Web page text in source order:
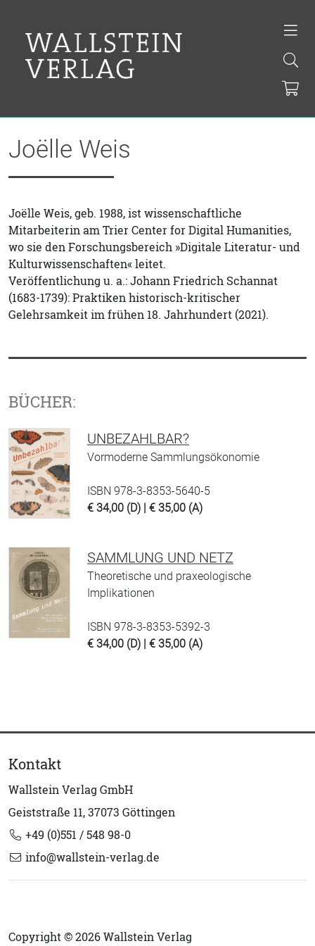
Joëlle Weis
Joëlle Weis, geb. 1988, ist wissenschaftliche
Mitarbeiterin am Trier Center for Digital Humanities,
wo sie den Forschungsbereich »Digitale Literatur- und
Kulturwissenschaften« leitet.
Veröffentlichung u. a.: Johann Friedrich Schannat
(1683-1739): Praktiken historisch-kritischer
Gelehrsamkeit im frühen 18. Jahrhundert (2021).
BÜCHER:
UNBEZAHLBAR?
Vormoderne Sammlungsökonomie
ISBN 978-3-8353-5640-5
€ 34,00 (D) | € 35,00 (A)
SAMMLUNG UND NETZ
Theoretische und praxeologische
Implikationen
ISBN 978-3-8353-5392-3
€ 34,00 (D) | € 35,00 (A)
Kontakt
Wallstein Verlag GmbH
Geiststraße 11, 37073 Göttingen
+49 (0)551 / 548 98-0
info@wallstein-verlag.de
Copyright © 2026 Wallstein Verlag